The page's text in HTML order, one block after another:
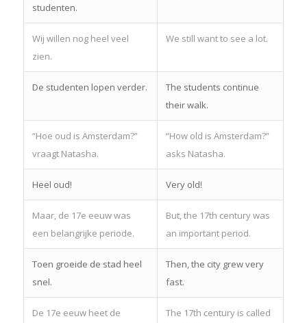
studenten.
Wij willen nog heel veel
zien.
We still want to see a lot.
De studenten lopen verder.
The students continue
their walk.
“Hoe oud is Amsterdam?”
vraagt Natasha.
“How old is Amsterdam?”
asks Natasha.
Heel oud! Very old!
Maar, de 17e eeuw was
een belangrijke periode.
But, the 17th century was
an important period.
Toen groeide de stad heel
snel.
Then, the city grew very
fast.
De 17e eeuw heet de
The 17th century is called